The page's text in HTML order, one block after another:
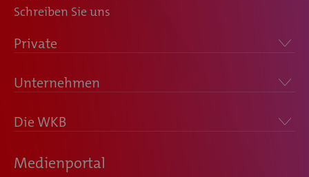
Schreiben Sie uns
Private
Unternehmen
Die WKB
Medienportal